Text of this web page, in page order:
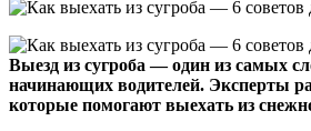
Выезд из сугроба — один из самых
начинающих водителей. Эксперты
которые помогают выехать из